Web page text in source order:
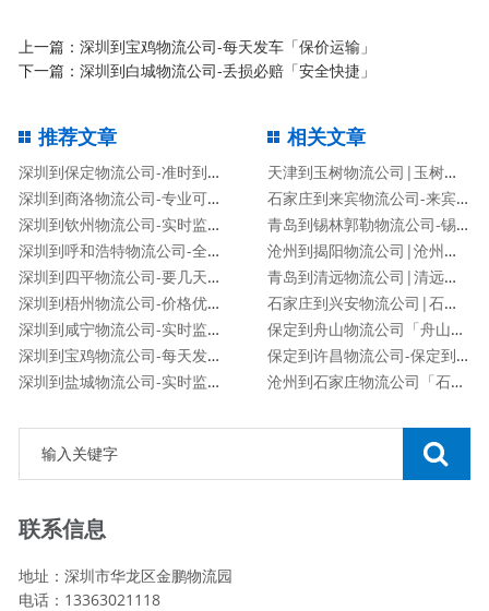
上一篇：深圳到宝鸡物流公司-每天发车「保价运输」
下一篇：深圳到白城物流公司-丢损必赔「安全快捷」
推荐文章
深圳到保定物流公司-准时到达「时间多久」
深圳到商洛物流公司-专业可靠「保证时效」
深圳到钦州物流公司-实时监控「送货上门」
深圳到呼和浩特物流公司-全境派送「时效稳定」
深圳到四平物流公司-要几天时间「按时送达」
深圳到梧州物流公司-价格优惠「丢损必赔」
深圳到咸宁物流公司-实时监控「送货上门」
深圳到宝鸡物流公司-每天发车「保价运输」
深圳到盐城物流公司-实时监控「送货上门」
相关文章
天津到玉树物流公司|玉树专线
石家庄到来宾物流公司-来宾专线
青岛到锡林郭勒物流公司-锡林郭勒专线
沧州到揭阳物流公司|沧州到揭阳物流专线
青岛到清远物流公司|清远专线
石家庄到兴安物流公司|石家庄到兴安货运专线
保定到舟山物流公司「舟山专线」
保定到许昌物流公司-保定到许昌货运专线
沧州到石家庄物流公司「石家庄专线」
联系信息
地址：深圳市华龙区金鹏物流园
电话：13363021118